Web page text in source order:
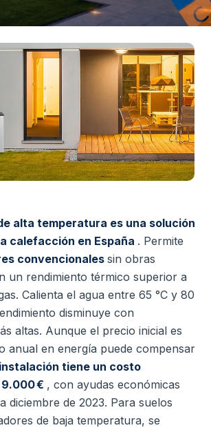
alta temperatura es una solución
calefacción en España . Permite
convencionalessin obras
un rendimiento térmico superior a
Calienta el agua entre 65 °C y 80
disminuye con
altas. Aunque el precio inicial es
anual en energía puede compensar
instalación tiene un costo
€ , con ayudas económicas
diciembre de 2023. Para suelos
de baja temperatura, se